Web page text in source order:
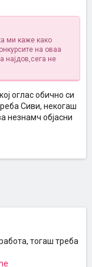
ми каже како
на оваа
најдов,сега не
оглас обично си
Сиви, некогаш
незнамч објасни
тогаш треба